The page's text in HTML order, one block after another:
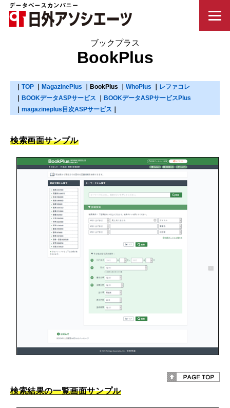
BookPlus
TOP MagazinePlus BookPlus WhoPlus
レファコレ
BOOKデータASPサービス
BOOKデータASPサービスPlus
magazineplus目次ASPサービス
検索画面サンプル
検索結果の一覧画面サンプル